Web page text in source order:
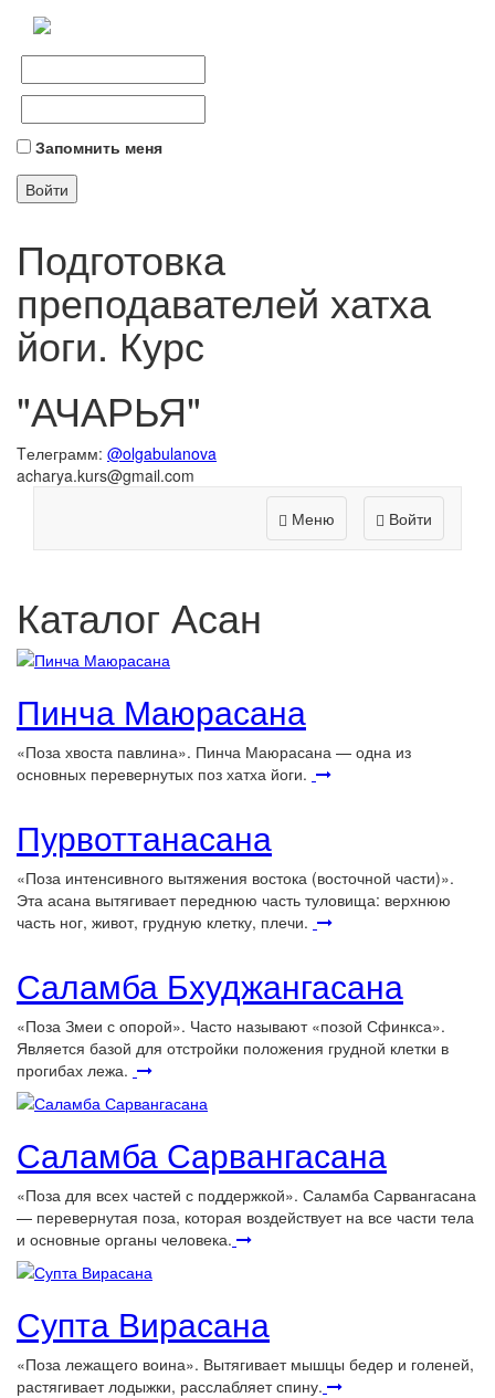
Запомнить меня
Подготовка
преподавателей хатха
йоги. Курс
"АЧАРЬЯ"
Tелеграмм: @olgabulanova
acharya.kurs@gmail.com
Войти
Меню
Каталог Асан
Пинча Маюрасана
«Поза хвоста павлина». Пинча Маюрасана — одна из
основных перевернутых поз хатха йоги.
Пурвоттанасана
«Поза интенсивного вытяжения востока (восточной части)».
Эта асана вытягивает переднюю часть туловища: верхнюю
часть ног, живот, грудную клетку, плечи.
Саламба Бхуджангасана
«Поза Змеи с опорой». Часто называют «позой Сфинкса».
Является базой для отстройки положения грудной клетки в
прогибах лежа.
Саламба Сарвангасана
«Поза для всех частей с поддержкой». Саламба Сарвангасана
— перевернутая поза, которая воздействует на все части тела
и основные органы человека.
Супта Вирасана
«Поза лежащего воина». Вытягивает мышцы бедер и голеней,
растягивает лодыжки, расслабляет спину.